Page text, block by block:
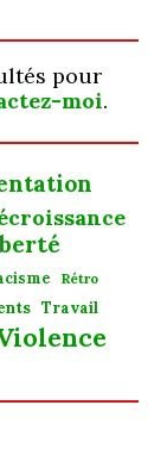
pour
moi.
Rétro
Travail